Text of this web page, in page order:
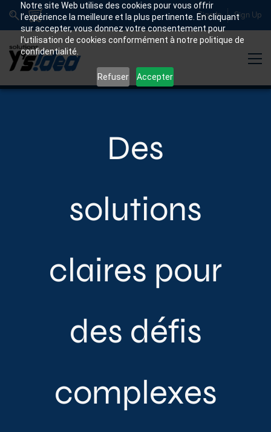
Notre site Web utilise des cookies pour vous offrir
l’expérience la meilleure et la plus pertinente. En cliquant
sur accepter, vous donnez votre consentement pour
l’utilisation de cookies conformément à notre politique de
confidentialité.
Refuser Accepter
Sign In Sign Up
Des
solutions
claires pour
des défis
complexes